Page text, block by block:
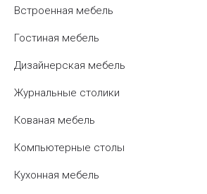
Встроенная мебель
Гостиная мебель
Дизайнерская мебель
Журнальные столики
Кованая мебель
Компьютерные столы
Кухонная мебель